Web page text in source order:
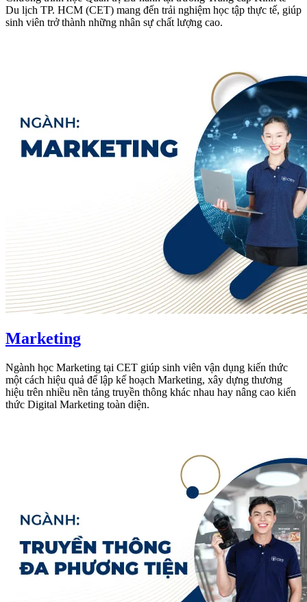
Du lịch TP. HCM (CET) mang đến trải nghiệm học tập thực tế, giúp
sinh viên trở thành những nhân sự chất lượng cao.
Marketing
Ngành học Marketing tại CET giúp sinh viên vận dụng kiến thức
một cách hiệu quả để lập kế hoạch Marketing, xây dựng thương
hiệu trên nhiều nền tảng truyền thông khác nhau hay nâng cao kiến
thức Digital Marketing toàn diện.